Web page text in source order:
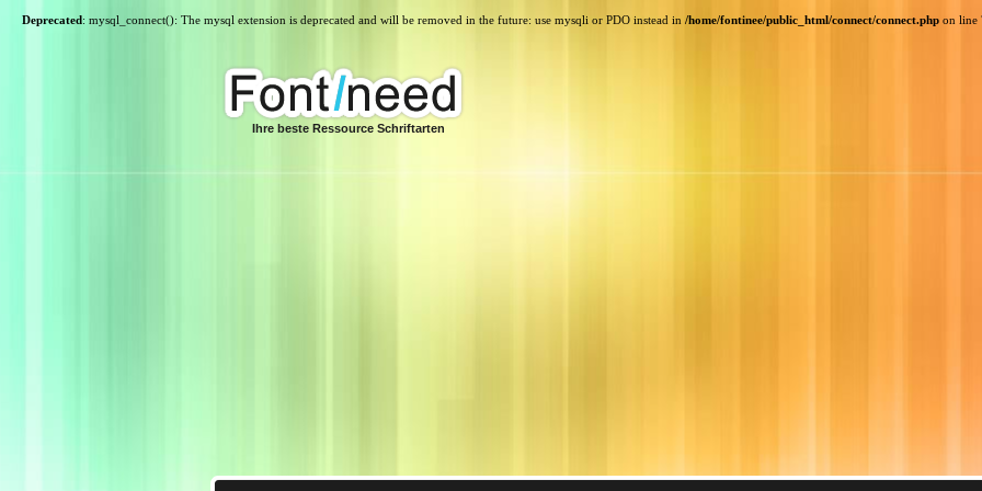
Deprecated: mysql_connect(): The mysql extension is deprecated and will be removed in the future: use mysqli or PDO instead in /home/fontinee/public_html/connect/connect.php on line
Ihre beste Ressource Schriftarten